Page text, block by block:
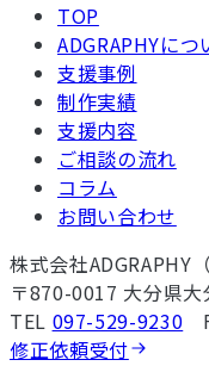
TOP
ADGRAPHYにつ
支援事例
制作実績
支援内容
ご相談の流れ
コラム
お問い合わせ
株式会社ADGRAPHY
〒870-0017 大分県
TEL 097-529-9230
修正依頼受付